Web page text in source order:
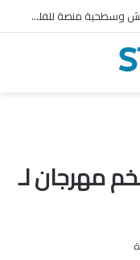
بحجر واحد، صحفي سوري يكشف عن تعفيش وسطحية منصة للفلول
مهرجان لـ